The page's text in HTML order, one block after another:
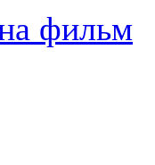
фильм